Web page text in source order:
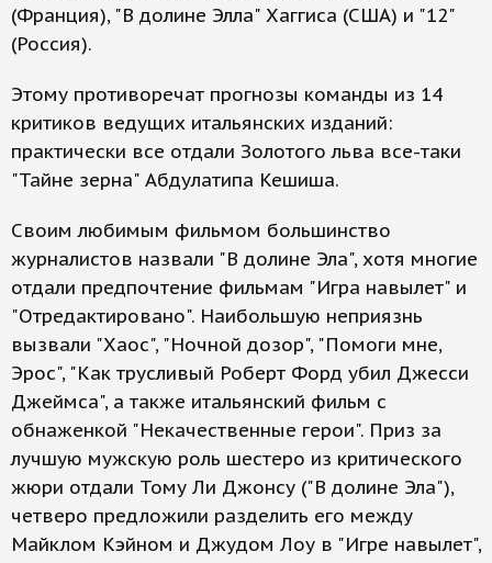
(Франция), "В долине Элла" Хаггиса (США) и "12"
(Россия).
Этому противоречат прогнозы команды из 14
критиков ведущих итальянских изданий:
практически все отдали Золотого льва все-таки
"Тайне зерна" Абдулатипа Кешиша.
Своим любимым фильмом большинство
журналистов назвали "В долине Эла", хотя многие
отдали предпочтение фильмам "Игра навылет" и
"Отредактировано". Наибольшую неприязнь
вызвали "Хаос", "Ночной дозор", "Помоги мне,
Эрос", "Как трусливый Роберт Форд убил Джесси
Джеймса", а также итальянский фильм с
обнаженкой "Некачественные герои". Приз за
лучшую мужскую роль шестеро из критического
жюри отдали Тому Ли Джонсу ("В долине Эла"),
четверо предложили разделить его между
Майклом Кэйном и Джудом Лоу в "Игре навылет",